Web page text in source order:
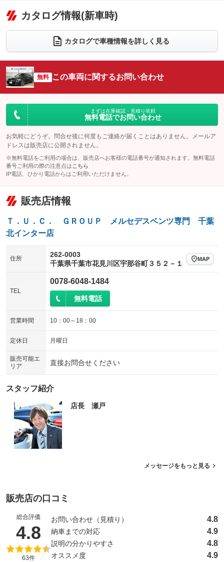
リフトアップ
：装備なし
ダウンヒルアシストコントロール
パワーウィンドウ
：装備あり ：装備あり
アイドリングストップ
：装備あり
USB入力端子
：装備あり Bluetooth接続
：装備なし ：装備なし
センターデフロック
：装備なし
レンタカーアップ
：装備なし 展示・試乗車
：装備なし
：装備あり
ビジュアル
：装備なし
革シート
：装備あり ハーフレザーシート
：装備なし
キーレス
：装備あり ：装備あり
HID(キセノンライト)
：装備なし
バックカメラ
：装備あり ETC2.0
エアロ
：装備あり スマートキー
ローダウン
：装備なし ランフラットタイヤ
：装備なし
パワーシート
：装備あり 3列シート
：装備なし
ベンチシート
：装備なし ：装備なし
：装備なし
ウォークスルー
：装備なし 後席モニター
シートエアコン
：装備なし 全周囲カメラ
：装備なし
サイドカメラ
：装備なし
エアサスペンション
カタログ情報(新車時)
カタログで車種情報を詳しく見る
無料 この車両に関するお問い合わせ
まずは在庫確認・見積り依頼
無料電話でお問い合わせ
お気軽にどうぞ。問合せ後に何度もご連絡が届くことはありません。メールア
ドレスは販売店に公開されません。
※無料電話をご利用の場合は、販売店へお客様の電話番号が通知されます。無料電話
番号ご利用の際の注意点は こちら
IP電話、ひかり電話からはご利用いただけません。
販売店情報
Ｔ．Ｕ．Ｃ． ＧＲＯＵＰ メルセデスベンツ専門 千葉
北インター店
住所
262-0003
千葉県千葉市花見川区宇那谷町３５２－１
MAP
TEL
0078-6048-1484
無料電話
営業時間 10：00～18：00
定休日 月曜日
販売可能エ
リア
直接お問合せください
スタッフ紹介
店長 瀬戸
メッセージをもっと見る
販売店の口コミ
総合評価
4.8 （5点満点中）
63件
お問い合わせ（見積り） 4.8
納車までの対応 4.9
説明の分かりやすさ 4.8
オススメ度 4.9